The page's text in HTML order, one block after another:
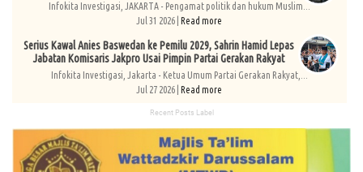
Infokita Investigasi, JAKARTA - Pengamat politik dan hukum Muslim...
Jul 31 2026 | Read more
Serius Kawal Anies Baswedan ke Pemilu 2029, Sahrin Hamid Lepas
Jabatan Komisaris Jakpro Usai Pimpin Partai Gerakan Rakyat
Infokita Investigasi, Jakarta - Ketua Umum Partai Gerakan Rakyat,...
Jul 27 2026 | Read more
Recent Posts Label